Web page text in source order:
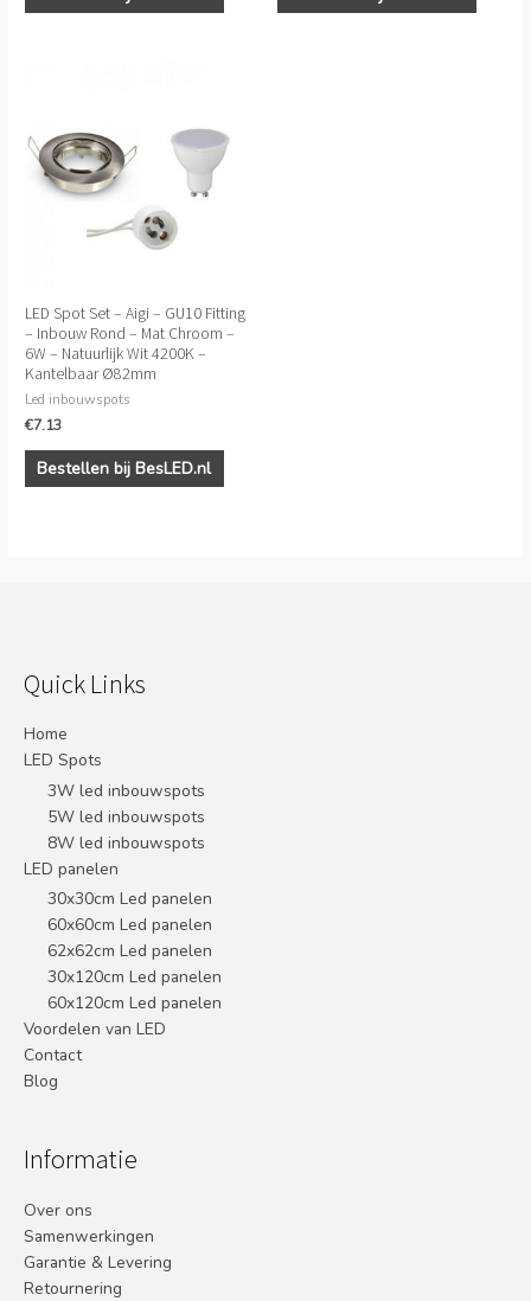
LED Spot Set – Aigi – GU10 Fitting
– Inbouw Rond – Mat Chroom –
6W – Natuurlijk Wit 4200K –
Kantelbaar Ø82mm
Led inbouwspots
€7.13
Bestellen bij BesLED.nl
Quick Links
Home
LED Spots
3W led inbouwspots
5W led inbouwspots
8W led inbouwspots
LED panelen
30x30cm Led panelen
60x60cm Led panelen
62x62cm Led panelen
30x120cm Led panelen
60x120cm Led panelen
Voordelen van LED
Contact
Blog
Informatie
Over ons
Samenwerkingen
Garantie & Levering
Retournering